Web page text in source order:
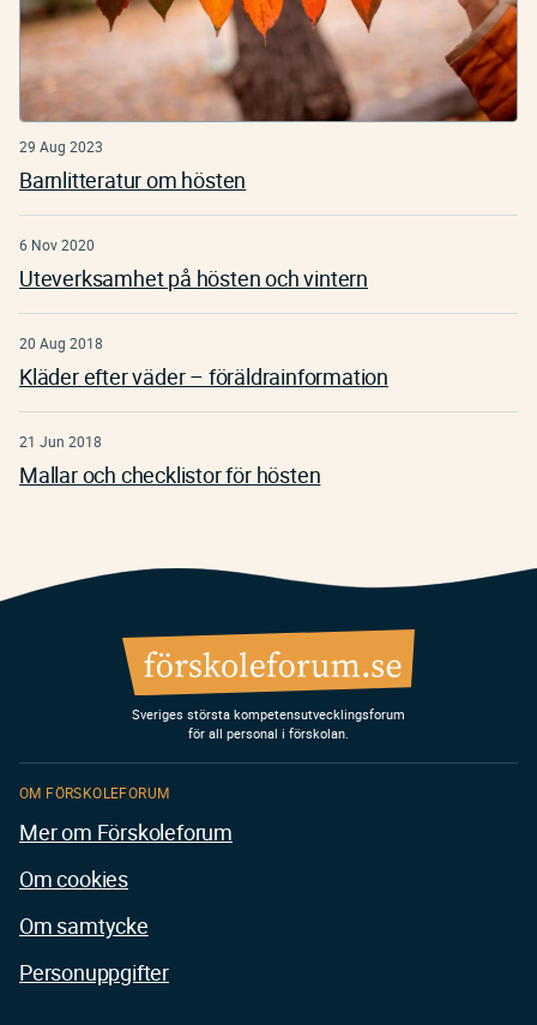
29 Aug 2023
Barnlitteratur om hösten
6 Nov 2020
Uteverksamhet på hösten och vintern
20 Aug 2018
Kläder efter väder – föräldrainformation
21 Jun 2018
Mallar och checklistor för hösten
Sveriges största kompetensutvecklingsforum
för all personal i förskolan.
OM FÖRSKOLEFORUM
Mer om Förskoleforum
Om cookies
Om samtycke
Personuppgifter